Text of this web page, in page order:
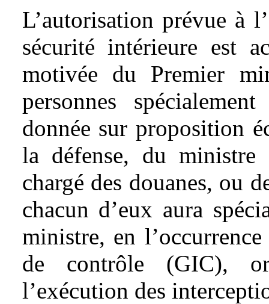
L’autorisation prévue à
sécurité intérieure est
motivée du Premier
personnes
donnée sur proposition
la défense, du
chargé des douanes, ou
chacun d’eux aura
ministre, en
de contrôle (GIC),
l’exécution des